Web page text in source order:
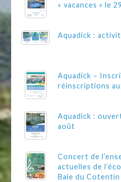
« vacances » le
Aquadick :
Aquadick –
réinscriptions
Aquadick :
août
Concert de
actuelles de
Baie du Cotentin